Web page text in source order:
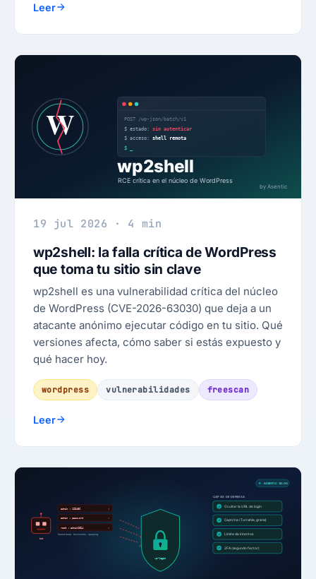
Leer
19 jul 2026 · 4 min
wp2shell: la falla crítica de WordPress
que toma tu sitio sin clave
wp2shell es una vulnerabilidad crítica del núcleo
de WordPress (CVE-2026-63030) que deja a un
atacante anónimo ejecutar código en tu sitio. Qué
versiones afecta, cómo saber si estás expuesto y
qué hacer hoy.
wordpress vulnerabilidades freescan
Leer